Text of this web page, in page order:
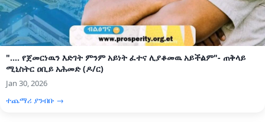
".... የጀመርነዉን እድገት ምንም አይነት ፈተና ሊያቆመዉ አይችልም"- ጠቅላይ
ሚኒስትር ዐቢይ አሕመድ (ዶ/ር)
Jan 30, 2026
ተጨማሪ ያንብቡ →